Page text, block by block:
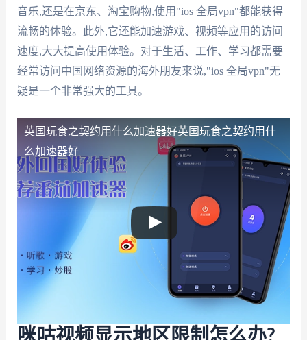
音乐,还是在京东、淘宝购物,使用"ios 全局vpn"都能获得
流畅的体验。此外,它还能加速游戏、视频等应用的访问
速度,大大提高使用体验。对于生活、工作、学习都需要
经常访问中国网络资源的海外朋友来说,"ios 全局vpn"无
疑是一个非常强大的工具。
英国玩食之契约用什么加速器好英国玩食之契约用什
么加速器好
咪咕视频显示地区限制怎么办?